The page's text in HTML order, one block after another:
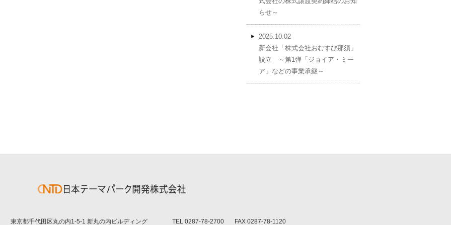
らせ～
2025.10.02
新会社「株式会社おむすび那須」
設立 ～第1弾「ジョイア・ミー
ア」などの事業承継～
東京都千代田区丸の内1-5-1 新丸の内ビルディング TEL 0287-78-2700 FAX 0287-78-1120